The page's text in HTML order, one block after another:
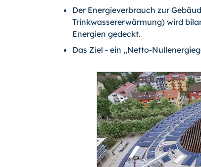
Der Energieverbrauch zur
Trinkwassererwärmung) wird
Energien gedeckt.
Das Ziel - ein „Netto-